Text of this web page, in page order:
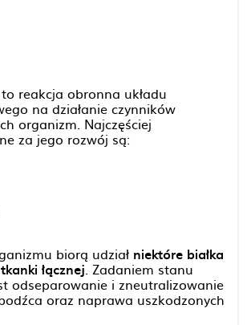
reakcja obronna układu
na działanie czynników
organizm. Najczęściej
za jego rozwój są:
biorą udział niektóre białka
łącznej. Zadaniem stanu
odseparowanie i zneutralizowanie
oraz naprawa uszkodzonych